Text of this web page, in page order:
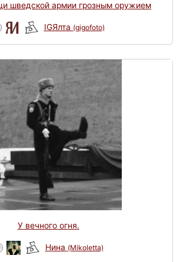
шведской армии грозным оружием
IGЯлта (gigofoto)
У вечного огня.
Нина (Mikoletta)